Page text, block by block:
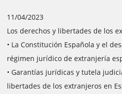
11/04/2023
Los derechos y libertades de los
• La Constitución Española y el
régimen jurídico de extranjería
• Garantías jurídicas y tutela
libertades de los extranjeros en